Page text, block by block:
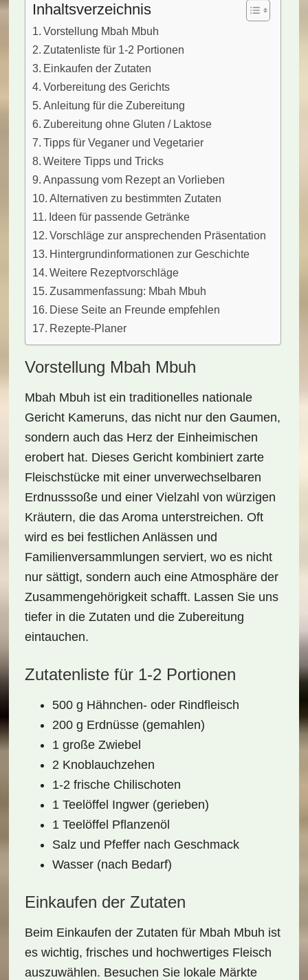
Inhaltsverzeichnis
Vorstellung Mbah Mbuh
Zutatenliste für 1-2 Portionen
Einkaufen der Zutaten
Vorbereitung des Gerichts
Anleitung für die Zubereitung
Zubereitung ohne Gluten / Laktose
Tipps für Veganer und Vegetarier
Weitere Tipps und Tricks
Anpassung vom Rezept an Vorlieben
Alternativen zu bestimmten Zutaten
Ideen für passende Getränke
Vorschläge zur ansprechenden Präsentation
Hintergrundinformationen zur Geschichte
Weitere Rezeptvorschläge
Zusammenfassung: Mbah Mbuh
Diese Seite an Freunde empfehlen
Rezepte-Planer
Vorstellung Mbah Mbuh
Mbah Mbuh ist ein traditionelles nationale
Gericht Kameruns, das nicht nur den Gaumen,
sondern auch das Herz der Einheimischen
erobert hat. Dieses Gericht kombiniert zarte
Fleischstückemit einer unverwechselbaren
Erdnusssoßeund einer Vielzahl von würzigen
Kräutern, die das Aroma unterstreichen. Oft
wird es bei festlichen Anlässen und
Familienversammlungen serviert, wo es nicht
nur sättigt, sondern auch eine Atmosphäre der
Zusammengehörigkeit schafft. Lassen Sie uns
tiefer in die Zutaten und die Zubereitung
eintauchen.
Zutatenliste für 1-2 Portionen
500 g Hähnchen- oder Rindfleisch
200 g Erdnüsse (gemahlen)
1 große Zwiebel
2 Knoblauchzehen
1-2 frische Chilischoten
1 Teelöffel Ingwer (gerieben)
1 Teelöffel Pflanzenöl
Salz und Pfeffer nach Geschmack
Wasser (nach Bedarf)
Einkaufen der Zutaten
Beim Einkaufen der Zutaten für Mbah Mbuh ist
es wichtig, frisches und hochwertiges Fleisch
auszuwählen. Besuchen Sie lokale Märkte